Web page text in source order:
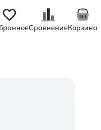
СравнениеКорзина